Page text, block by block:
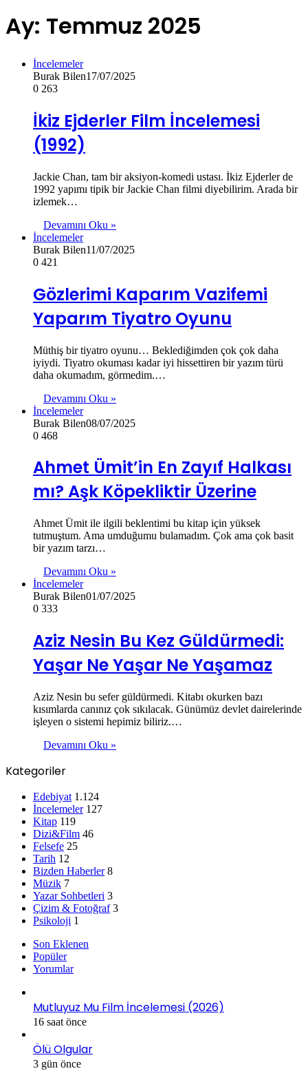
Ay: Temmuz 2025
İncelemeler
Burak Bilen17/07/2025
0 263
İkiz Ejderler Film İncelemesi
(1992)
Jackie Chan, tam bir aksiyon-komedi ustası. İkiz Ejderler de
1992 yapımı tipik bir Jackie Chan filmi diyebilirim. Arada bir
izlemek…
Devamını Oku »
İncelemeler
Burak Bilen11/07/2025
0 421
Gözlerimi Kaparım Vazifemi
Yaparım Tiyatro Oyunu
Müthiş bir tiyatro oyunu… Beklediğimden çok çok daha
iyiydi. Tiyatro okuması kadar iyi hissettiren bir yazım türü
daha okumadım, görmedim.…
Devamını Oku »
İncelemeler
Burak Bilen08/07/2025
0 468
Ahmet Ümit’in En Zayıf Halkası
mı? Aşk Köpekliktir Üzerine
Ahmet Ümit ile ilgili beklentimi bu kitap için yüksek
tutmuştum. Ama umduğumu bulamadım. Çok ama çok basit
bir yazım tarzı…
Devamını Oku »
İncelemeler
Burak Bilen01/07/2025
0 333
Aziz Nesin Bu Kez Güldürmedi:
Yaşar Ne Yaşar Ne Yaşamaz
Aziz Nesin bu sefer güldürmedi. Kitabı okurken bazı
kısımlarda canınız çok sıkılacak. Günümüz devlet dairelerinde
işleyen o sistemi hepimiz biliriz.…
Devamını Oku »
Kategoriler
Edebiyat 1.124
İncelemeler 127
Kitap 119
Dizi&Film 46
Felsefe 25
Tarih 12
Bizden Haberler 8
Müzik 7
Yazar Sohbetleri 3
Çizim & Fotoğraf 3
Psikoloji 1
Son Eklenen
Popüler
Yorumlar
Mutluyuz Mu Film İncelemesi (2026)
16 saat önce
Ölü Olgular
3 gün önce